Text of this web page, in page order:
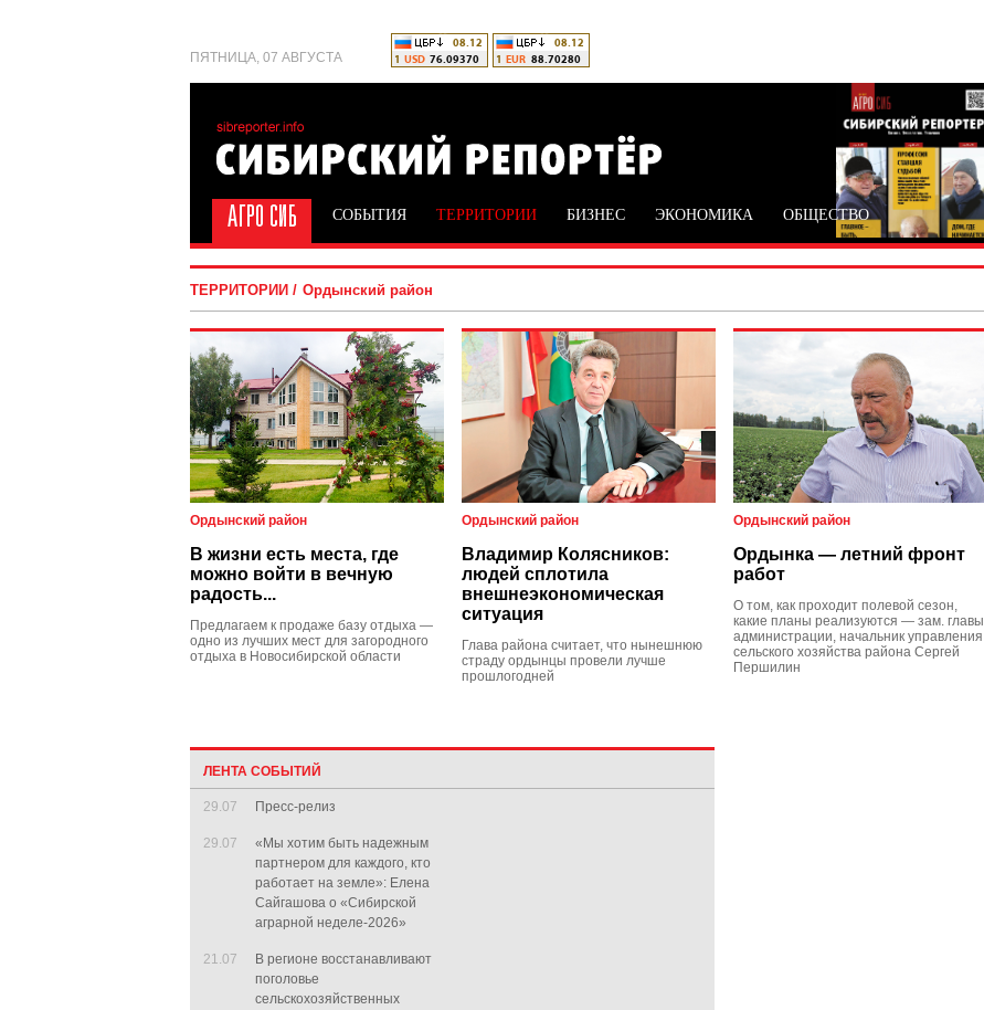
ПЯТНИЦА, 07 АВГУСТА
СОБЫТИЯ ТЕРРИТОРИИ БИЗНЕС ЭКОНОМИКА ОБЩЕСТВО
ТЕРРИТОРИИ Ордынский район
Ордынский район
В жизни есть места, где
можно войти в вечную
радость...
Предлагаем к продаже базу отдыха —
одно из лучших мест для загородного
отдыха в Новосибирской области
Ордынский район
Владимир Колясников:
людей сплотила
внешнеэкономическая
ситуация
Глава района считает, что нынешнюю
страду ордынцы провели лучше
прошлогодней
Ордынский район
Ордынка — летний фронт
работ
О том, как проходит полевой сезон,
какие планы реализуются — зам. главы
администрации, начальник управления
сельского хозяйства района Сергей
Першилин
ЛЕНТА СОБЫТИЙ
29.07 Пресс-релиз
29.07
«Мы хотим быть надежным
партнером для каждого, кто
работает на земле»: Елена
Сайгашова о «Сибирской
аграрной неделе-2026»
21.07
В регионе восстанавливают
поголовье
сельскохозяйственных